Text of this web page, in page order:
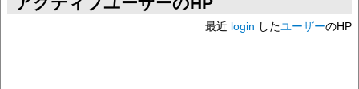
最近 login したユーザーのHP